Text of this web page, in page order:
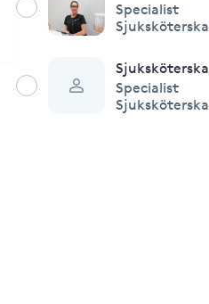
Specialist
Sjuksköterska
Sjuksköterska
Specialist
Sjuksköterska